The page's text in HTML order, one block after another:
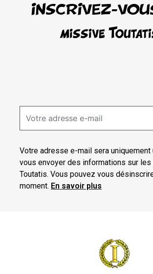
INSCRIVEZ-
missive
Votre adresse e-mail sera
vous envoyer des informations sur
Toutatis. Vous pouvez vous
moment. En savoir plus